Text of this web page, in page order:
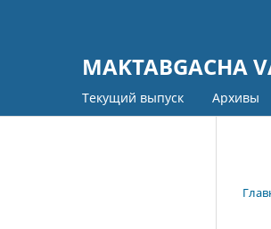
MAKTABGACHA
Текущий выпуск Архивы